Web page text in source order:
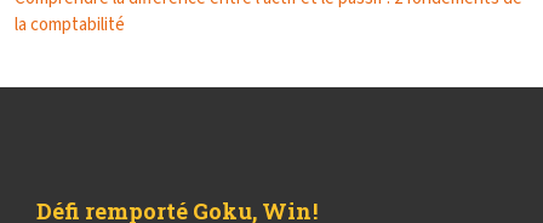
la comptabilité
Défi remporté Goku, Win !